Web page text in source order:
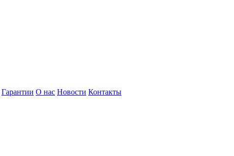
Гарантии О нас Новости Контакты